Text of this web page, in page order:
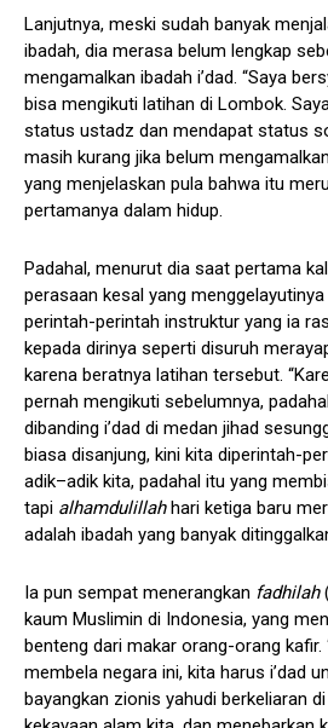
Lanjutnya, meski sudah banyak
ibadah, dia merasa belum lengkap
mengamalkan ibadah i’dad. “Saya
bisa mengikuti latihan di Lombok.
status ustadz dan mendapat status
masih kurang jika belum
yang menjelaskan pula bahwa itu
pertamanya dalam hidup.
Padahal, menurut dia saat pertama
perasaan kesal yang
perintah-perintah instruktur yang ia
kepada dirinya seperti disuruh
karena beratnya latihan tersebut.
pernah mengikuti sebelumnya,
dibanding i’dad di medan jihad
biasa disanjung, kini kita diperintah-
adik–adik kita, padahal itu yang
tapi alhamdulillahhari ketiga baru
adalah ibadah yang banyak
Ia pun sempat menerangkan fadhilah
kaum Muslimin di Indonesia, yang
benteng dari makar orang-orang kafir.
membela negara ini, kita harus i’dad
bayangkan zionis yahudi berkeliaran